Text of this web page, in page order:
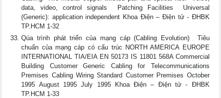
data, video, control signals  Patching Facilities  Universal
(Generic): application independent Khoa Điện – Điện tử - ĐHBK
TP.HCM 1-32
Qúa trình phát triển của mạng cáp (Cabling Evolution)  Tiêu
chuẩn của mạng cáp có cấu trúc NORTH AMERICA EUROPE
INTERNATIONAL TIA/EIA EN 50173 IS 11801 568A Commercial
Building Customer Generic Cabling for Telecommunications
Premises Cabling Wiring Standard Customer Premises October
1995 August 1995 July 1995 Khoa Điện – Điện tử - ĐHBK
TP.HCM 1-33